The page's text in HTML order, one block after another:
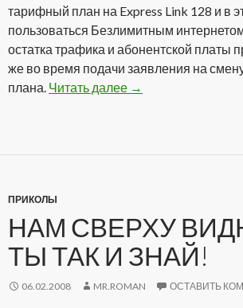
тарифный план на Express Link 128 и в
пользоваться Безлимитным
остатка трафика и абонентской платы
же во время подачи заявления на
плана. Читать далее Безлимитный
→
ПРИКОЛЫ
НАМ СВЕРХУ
ТЫ ТАК И ЗНАЙ!
06.02.2008 MR.ROMAN ОСТАВИТЬ